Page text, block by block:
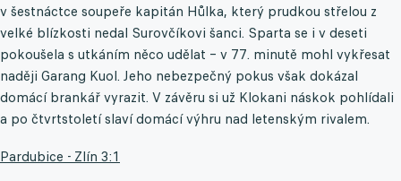
v šestnáctce soupeře kapitán Hůlka, který prudkou střelou z
velké blízkosti nedal Surovčíkovi šanci. Sparta se i v deseti
pokoušela s utkáním něco udělat – v 77. minutě mohl vykřesat
naději Garang Kuol. Jeho nebezpečný pokus však dokázal
domácí brankář vyrazit. V závěru si už Klokani náskok pohlídali
a po čtvrtstoletí slaví domácí výhru nad letenským rivalem.
Pardubice - Zlín 3:1